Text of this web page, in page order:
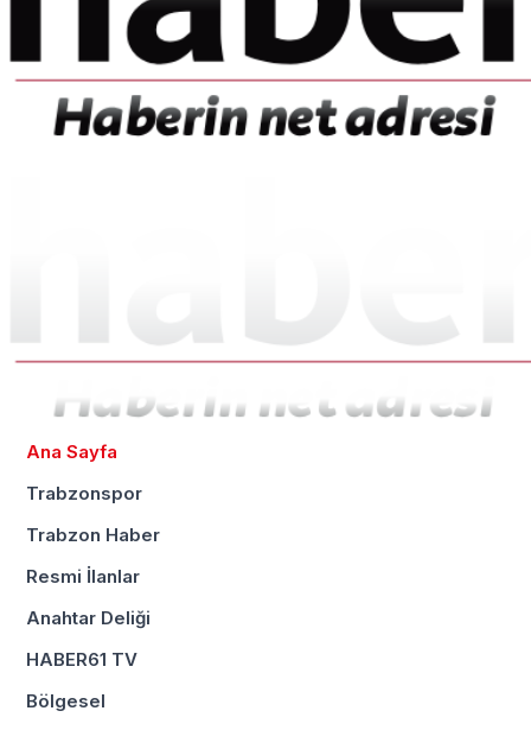
Ana Sayfa
Trabzonspor
Trabzon Haber
Resmi İlanlar
Anahtar Deliği
HABER61 TV
Bölgesel